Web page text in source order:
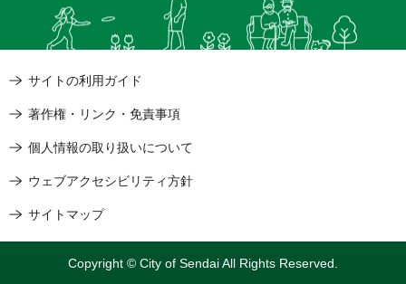
サイトの利用ガイド
著作権・リンク・免責事項
個人情報の取り扱いについて
ウェブアクセシビリティ方針
サイトマップ
Copyright © City of Sendai All Rights Reserved.